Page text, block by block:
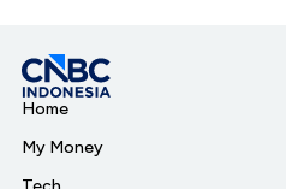
Home
My Money